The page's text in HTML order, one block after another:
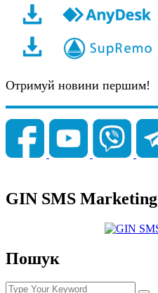
Отримуй новини першим!
GIN SMS Marketing
Пошук